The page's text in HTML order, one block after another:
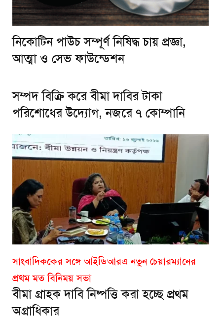
নিকোটিন পাউচ সম্পূর্ণ নিষিদ্ধ চায় প্রজ্ঞা,
আত্মা ও সেভ ফাউন্ডেশন
সম্পদ বিক্রি করে বীমা দাবির টাকা
পরিশোধের উদ্যোগ, নজরে ৭ কোম্পানি
সাংবাদিককের সঙ্গে আইডিআরএ নতুন চেয়ারম্যানের
প্রথম মত বিনিময় সভা
বীমা গ্রাহক দাবি নিষ্পত্তি করা হচ্ছে প্রথম
অগ্রাধিকার